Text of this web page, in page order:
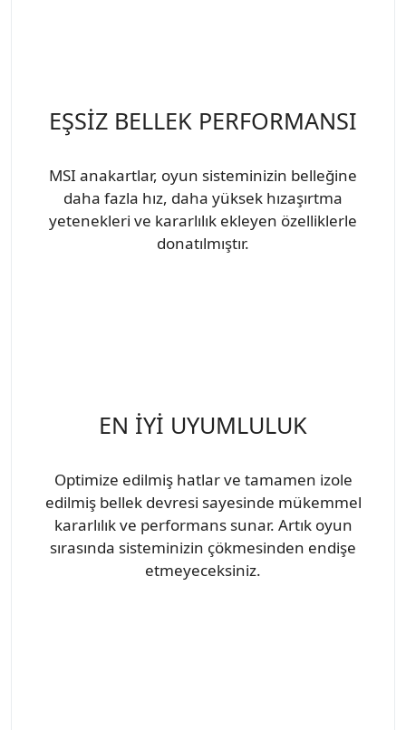
EŞSİZ BELLEK PERFORMANSI
MSI anakartlar, oyun sisteminizin belleğine
daha fazla hız, daha yüksek hızaşırtma
yetenekleri ve kararlılık ekleyen özelliklerle
donatılmıştır.
EN İYİ UYUMLULUK
Optimize edilmiş hatlar ve tamamen izole
edilmiş bellek devresi sayesinde mükemmel
kararlılık ve performans sunar. Artık oyun
sırasında sisteminizin çökmesinden endişe
etmeyeceksiniz.